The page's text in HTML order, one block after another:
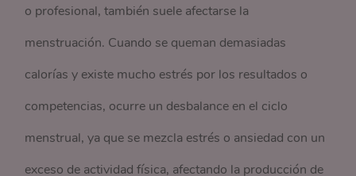
o profesional, también suele afectarse la
menstruación. Cuando se queman demasiadas
calorías y existe mucho estrés por los resultados o
competencias, ocurre un desbalance en el ciclo
menstrual, ya que se mezcla estrés o ansiedad con un
exceso de actividad física, afectando la producción de